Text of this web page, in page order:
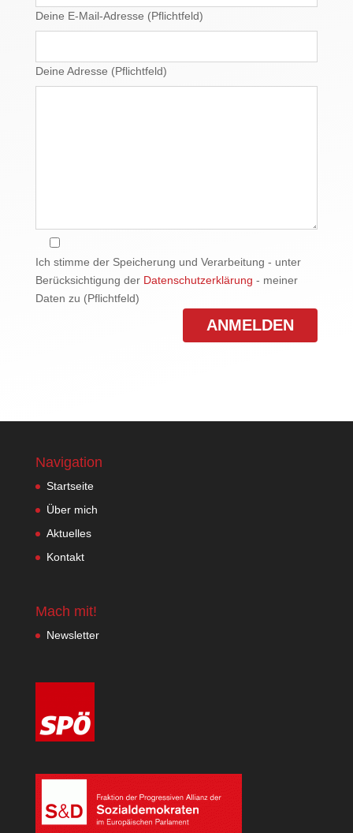
Deine E-Mail-Adresse (Pflichtfeld)
Deine Adresse (Pflichtfeld)
Ich stimme der Speicherung und Verarbeitung - unter
Berücksichtigung der Datenschutzerklärung - meiner
Daten zu (Pflichtfeld)
Navigation
Startseite
Über mich
Aktuelles
Kontakt
Mach mit!
Newsletter